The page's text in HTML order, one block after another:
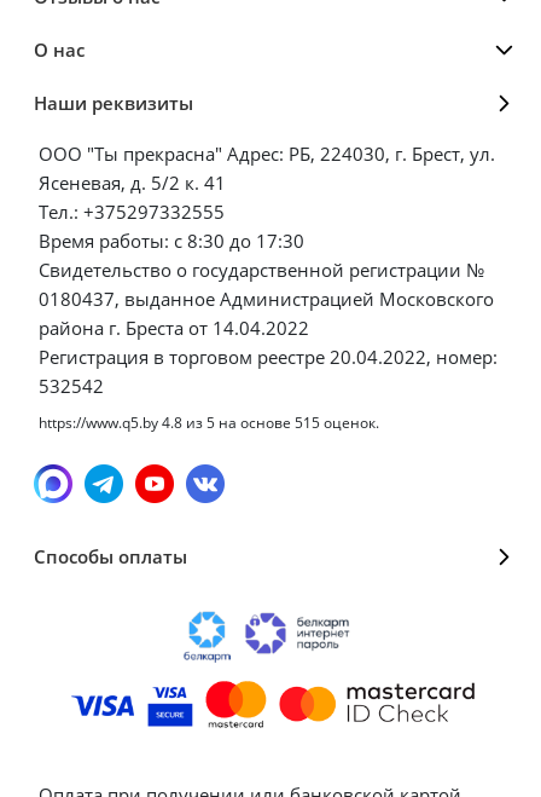
О нас
Наши реквизиты
ООО "Ты прекрасна" Адрес: РБ, 224030, г. Брест, ул.
Ясеневая, д. 5/2 к. 41
Тел.: +375297332555
Время работы: с 8:30 до 17:30
Свидетельство о государственной регистрации №
0180437, выданное Администрацией Московского
района г. Бреста от 14.04.2022
Регистрация в торговом реестре 20.04.2022, номер:
532542
https://www.q5.by4.8 из5 на основе 515оценок.
Способы оплаты